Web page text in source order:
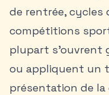
de rentrée, cycles
compétitions
plupart
ou appliquent un
présentation de la